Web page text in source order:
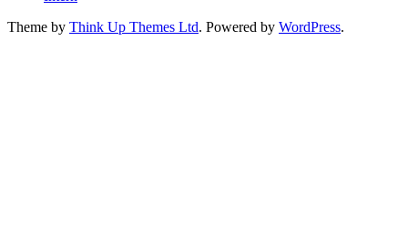
Theme by Think Up Themes Ltd. Powered by WordPress.